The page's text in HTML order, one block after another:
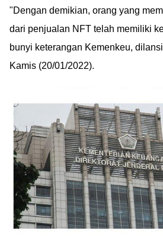
"Dengan demikian, orang yang
dari penjualan NFT telah memiliki
bunyi keterangan Kemenkeu,
Kamis (20/01/2022).